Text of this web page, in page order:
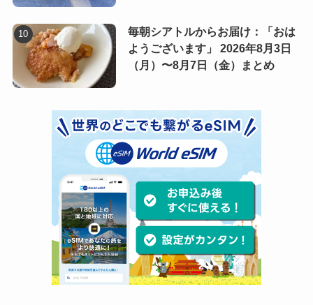
毎朝シアトルからお届け：「おは
ようございます」 2026年8月3日
（月）〜8月7日（金）まとめ